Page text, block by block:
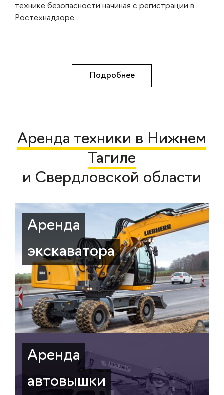
технике безопасности начиная с регистрации в
Ростехнадзоре...
Подробнее
Аренда техники в Нижнем
Тагиле
и Свердловской области
Аренда
экскаватора
Аренда
автовышки